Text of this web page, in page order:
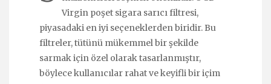
Virgin poşet sigara sarıcı filtresi,
piyasadaki en iyi seçeneklerden biridir. Bu
filtreler, tütünü mükemmel bir şekilde
sarmak için özel olarak tasarlanmıştır,
böylece kullanıcılar rahat ve keyifli bir içim